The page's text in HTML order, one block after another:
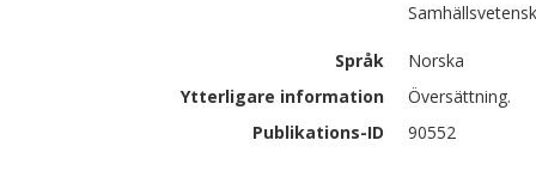
Språk
Norska
Ytterligare information
Översättning.
Publikations-ID
90552